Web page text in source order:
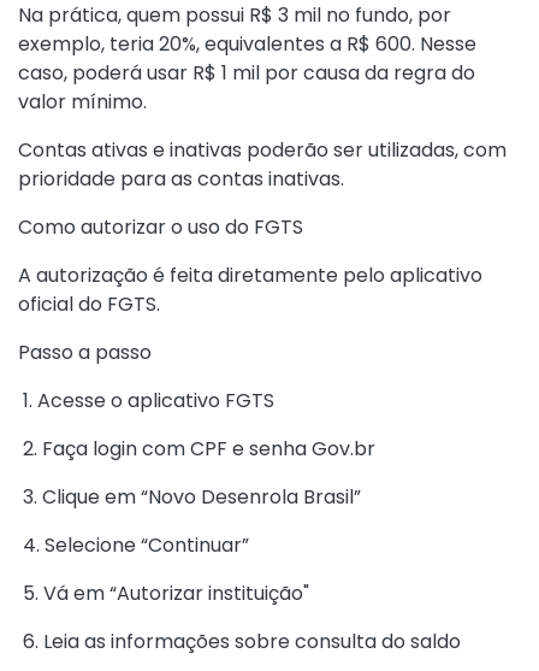
Na prática, quem possui R$ 3 mil no fundo, por
exemplo, teria 20%, equivalentes a R$ 600. Nesse
caso, poderá usar R$ 1 mil por causa da regra do
valor mínimo.
Contas ativas e inativas poderão ser utilizadas, com
prioridade para as contas inativas.
Como autorizar o uso do FGTS
A autorização é feita diretamente pelo aplicativo
oficial do FGTS.
Passo a passo
1. Acesse o aplicativo FGTS
2. Faça login com CPF e senha Gov.br
3. Clique em “Novo Desenrola Brasil”
4. Selecione “Continuar”
5. Vá em “Autorizar instituição"
6. Leia as informações sobre consulta do saldo